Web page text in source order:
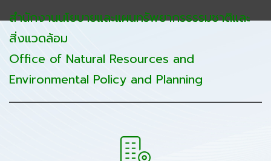
สำนักงานนโยบายและแผนทรัพยากรธรรมชาติและ
สิ่งแวดล้อม
Office of Natural Resources and
Environmental Policy and Planning